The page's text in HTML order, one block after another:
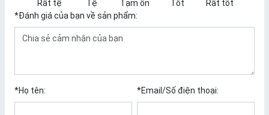
Rất tệ Tệ Tạm ổn Tốt
Rất tốt
*Đánh giá của bạn về sản phẩm:
*Họ tên: *Email/Số điện thoại: